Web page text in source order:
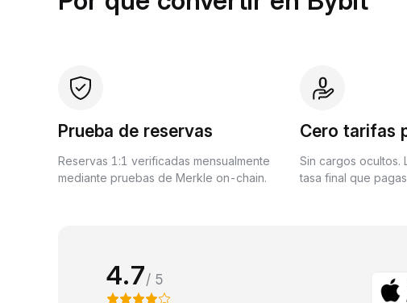
Prueba de reservas
Reservas 1:1 verificadas mensualmente
mediante pruebas de Merkle on-chain.
Cero tarifas
Sin cargos ocultos.
tasa final que
4.7/ 5